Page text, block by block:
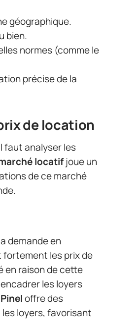
géographique.
bien.
normes (comme le
précise de la
de location
faut analyser les
locatif joue un
de ce marché
demande en
fortement les prix de
en raison de cette
les loyers
offre des
loyers, favorisant